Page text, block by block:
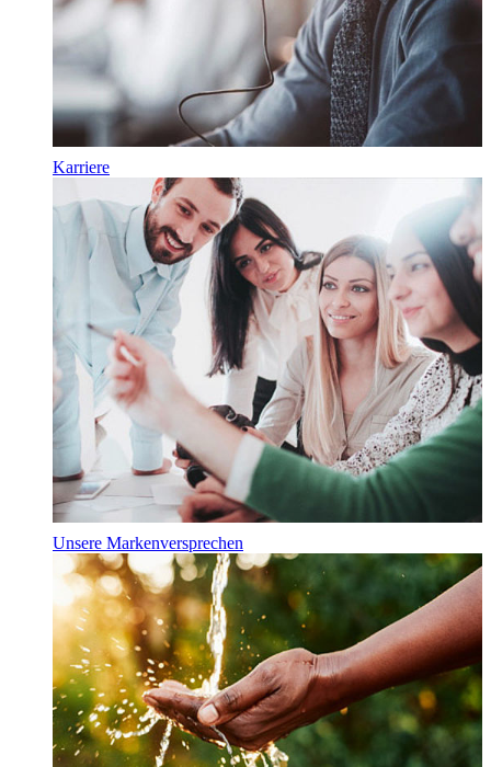
Karriere
Unsere Markenversprechen